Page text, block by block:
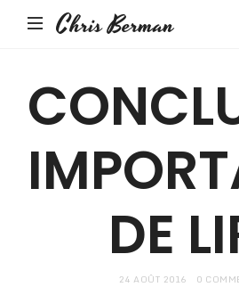
Chris Berman
DE
24 AOÛT 2016 0